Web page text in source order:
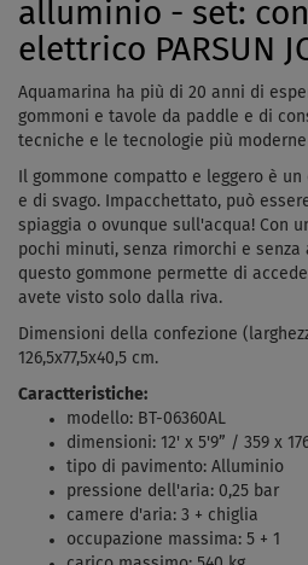
alluminio - set:
elettrico PARSUN
Aquamarina ha più di 20 anni di
gommoni e tavole da paddle e di
tecniche e le tecnologie più
Il gommone compatto e leggero è
e di svago. Impacchettato, può
spiaggia o ovunque sull'acqua! Con
pochi minuti, senza rimorchi e
questo gommone permette di
avete visto solo dalla riva.
Dimensioni della confezione
126,5x77,5x40,5 cm.
Caractteristiche:
modello: BT-06360AL
dimensioni: 12' x 5'9” / 359 x
tipo di pavimento: Alluminio
pressione dell'aria: 0,25 bar
camere d'aria: 3 + chiglia
occupazione massima: 5 + 1